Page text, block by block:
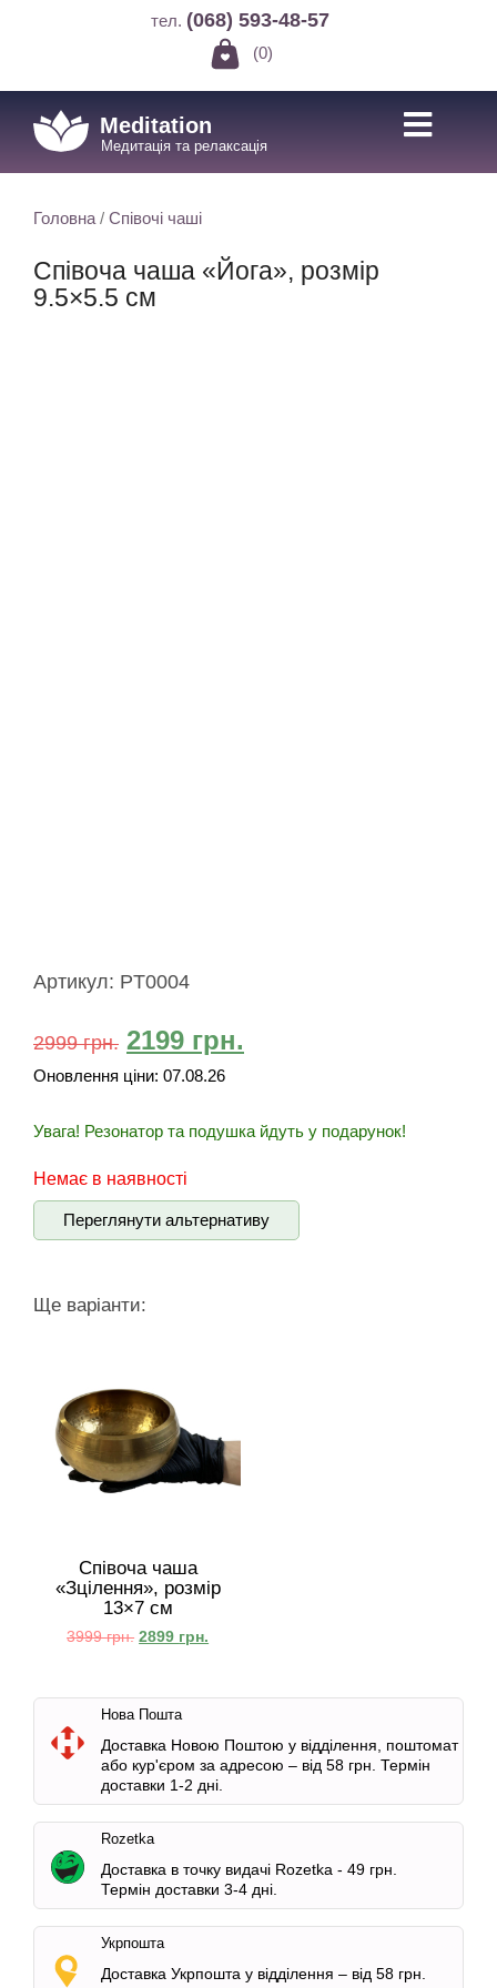
тел. (068) 593-48-57
(0)
Meditation
Медитація та релаксація
Головна / Співочі чаші
Співоча чаша «Йога», розмір
9.5×5.5 см
Артикул: PT0004
2999грн. 2199 грн.
Оновлення ціни: 07.08.26
Увага! Резонатор та подушка йдуть у подарунок!
Немає в наявності
Переглянути альтернативу
Ще варіанти:
Співоча чаша
«Зцілення», розмір
13×7 см
3999грн. 2899 грн.
Нова Пошта
Доставка Новою Поштою у відділення, поштомат
або кур'єром за адресою – від 58 грн. Термін
доставки 1-2 дні.
Rozetka
Доставка в точку видачі Rozetka - 49 грн.
Термін доставки 3-4 дні.
Укрпошта
Доставка Укрпошта у відділення – від 58 грн.